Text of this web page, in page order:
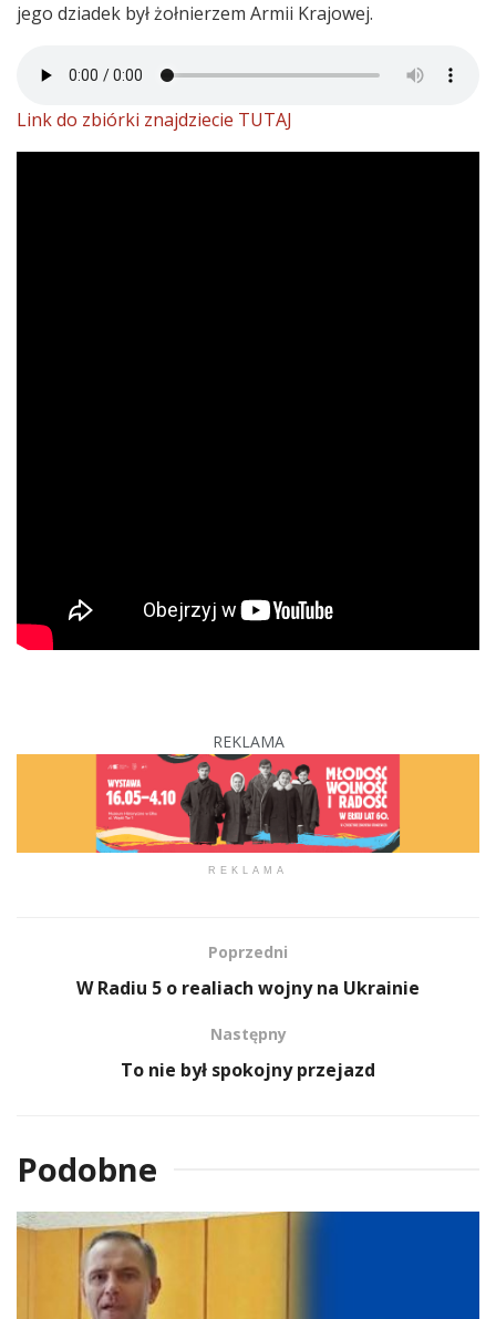
jego dziadek był żołnierzem Armii Krajowej.
Link do zbiórki znajdziecie TUTAJ
REKLAMA
REKLAMA
Poprzedni
W Radiu 5 o realiach wojny na Ukrainie
Następny
To nie był spokojny przejazd
Podobne